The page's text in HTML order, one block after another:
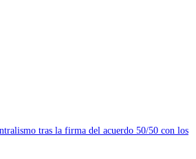
tras la firma del acuerdo 50/50 con los